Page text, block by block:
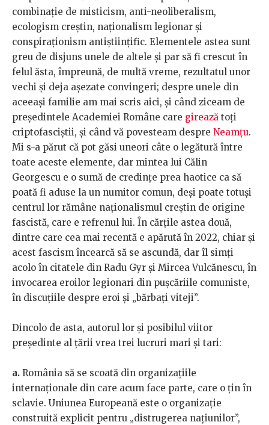
combinație de misticism, anti-neoliberalism,
ecologism creștin, naționalism legionar și
conspiraționism antiștiințific. Elementele astea sunt
greu de disjuns unele de altele și par să fi crescut în
felul ăsta, împreună, de multă vreme, rezultatul unor
vechi și deja așezate convingeri; despre unele din
aceeași familie am mai scris aici, și când ziceam de
președintele Academiei Române care girează toți
criptofasciștii, și când vă povesteam despre Neamțu.
Mi s-a părut că pot găsi uneori câte o legătură între
toate aceste elemente, dar mintea lui Călin
Georgescu e o sumă de credințe prea haotice ca să
poată fi aduse la un numitor comun, deși poate totuși
centrul lor rămâne naționalismul creștin de origine
fascistă, care e refrenul lui. În cărțile astea două,
dintre care cea mai recentă e apărută în 2022, chiar și
acest fascism încearcă să se ascundă, dar îl simți
acolo în citatele din Radu Gyr și Mircea Vulcănescu, în
invocarea eroilor legionari din pușcăriile comuniste,
în discuțiile despre eroi și „bărbați viteji”.
Dincolo de asta, autorul lor și posibilul viitor
președinte al țării vrea trei lucruri mari și tari:
a. România să se scoată din organizațiile
internaționale din care acum face parte, care o țin în
sclavie. Uniunea Europeană este o organizație
construită explicit pentru „distrugerea națiunilor”,